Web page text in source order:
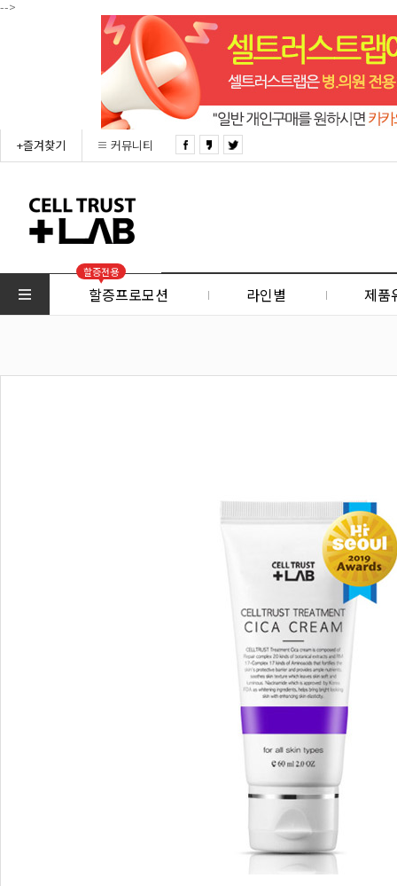
-->
+즐겨찾기 커뮤니티
할증전용
할증프로모션 라인별 제품